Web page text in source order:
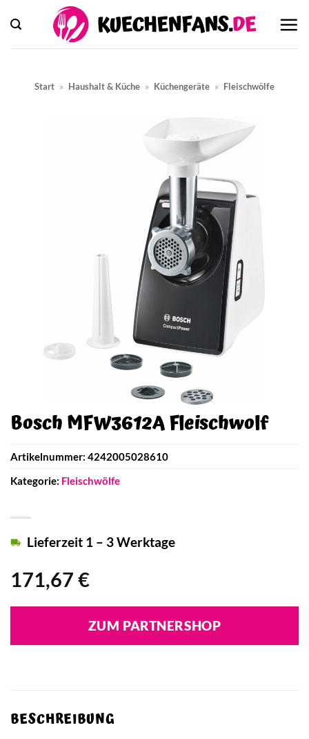
Inhalt
springen
Start » Haushalt & Küche » Küchengeräte » Fleischwölfe
Bosch MFW3612A Fleischwolf
171,67 €
Lieferzeit 1 – 3 Werktage
ZUM PARTNERSHOP
Artikelnummer: 4242005028610
Kategorie: Fleischwölfe
BESCHREIBUNG